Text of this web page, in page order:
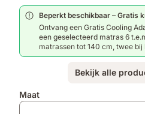
cm
6
lagenBeperkt beschikbaar – Gratis
Ontvang een Gratis Cooling
een geselecteerd matras 6
matrassen tot 140 cm, twee
Bekijk alle
Extra
Maat